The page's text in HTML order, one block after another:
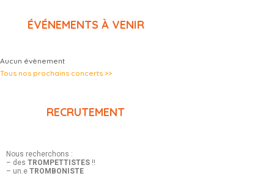
ÉVÉNEMENTS À VENIR
Aucun évènement
Tous nos prochains concerts >>
RECRUTEMENT
Nous recherchons :
– des TROMPETTISTES !!
– un.e TROMBONISTE